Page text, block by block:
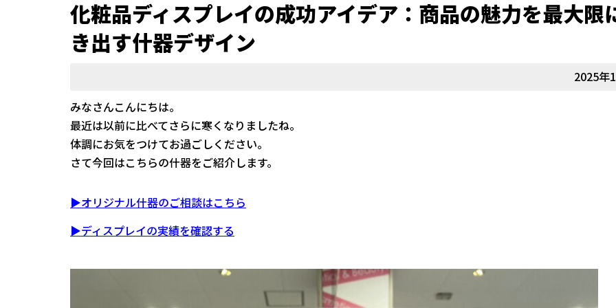
化粧品ディスプレイの成功アイデア：商品の魅力を最大限
き出す什器デザイン
2025年
みなさんこんにちは。
最近は以前に比べてさらに寒くなりましたね。
体調にお気をつけてお過ごしください。
さて今回はこちらの什器をご紹介します。
▶オリジナル什器のご相談はこちら
▶ディスプレイの実績を確認する